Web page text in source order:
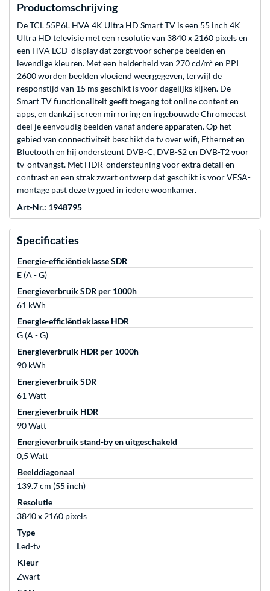
Productomschrijving
De TCL 55P6L HVA 4K Ultra HD Smart TV is een 55 inch 4K
Ultra HD televisie met een resolutie van 3840 x 2160 pixels en
een HVA LCD-display dat zorgt voor scherpe beelden en
levendige kleuren. Met een helderheid van 270 cd/m² en PPI
2600 worden beelden vloeiend weergegeven, terwijl de
responstijd van 15 ms geschikt is voor dagelijks kijken. De
Smart TV functionaliteit geeft toegang tot online content en
apps, en dankzij screen mirroring en ingebouwde Chromecast
deel je eenvoudig beelden vanaf andere apparaten. Op het
gebied van connectiviteit beschikt de tv over wifi, Ethernet en
Bluetooth en hij ondersteunt DVB-C, DVB-S2 en DVB-T2 voor
tv-ontvangst. Met HDR-ondersteuning voor extra detail en
contrast en een strak zwart ontwerp dat geschikt is voor VESA-
montage past deze tv goed in iedere woonkamer.
Art-Nr.: 1948795
Specificaties
Energie-efficiëntieklasse SDR
E (A - G)
Energieverbruik SDR per 1000h
61 kWh
Energie-efficiëntieklasse HDR
G (A - G)
Energieverbruik HDR per 1000h
90 kWh
Energieverbruik SDR
61 Watt
Energieverbruik HDR
90 Watt
Energieverbruik stand-by en uitgeschakeld
0,5 Watt
Beelddiagonaal
139.7 cm (55 inch)
Resolutie
3840 x 2160 pixels
Type
Led-tv
Kleur
Zwart